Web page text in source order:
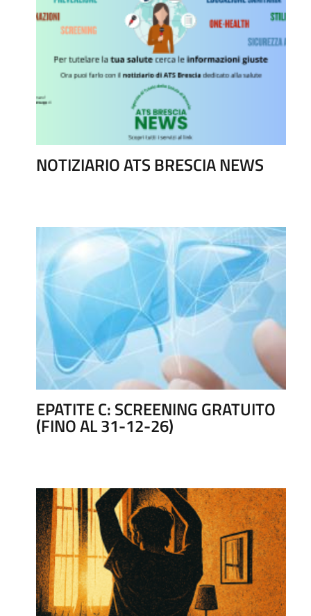
NOTIZIARIO ATS BRESCIA NEWS
EPATITE C: SCREENING GRATUITO
(FINO AL 31-12-26)